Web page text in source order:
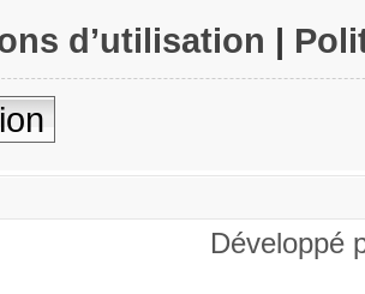
d’utilisation |
Développé